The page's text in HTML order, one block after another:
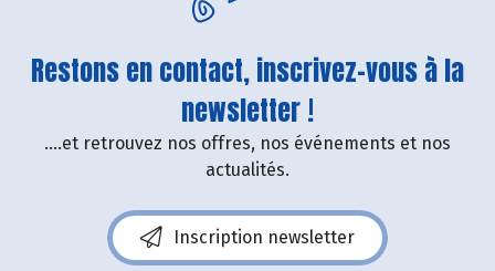
Restons en contact, inscrivez-vous à la
newsletter !
....et retrouvez nos offres, nos événements et nos
actualités.
Inscription newsletter